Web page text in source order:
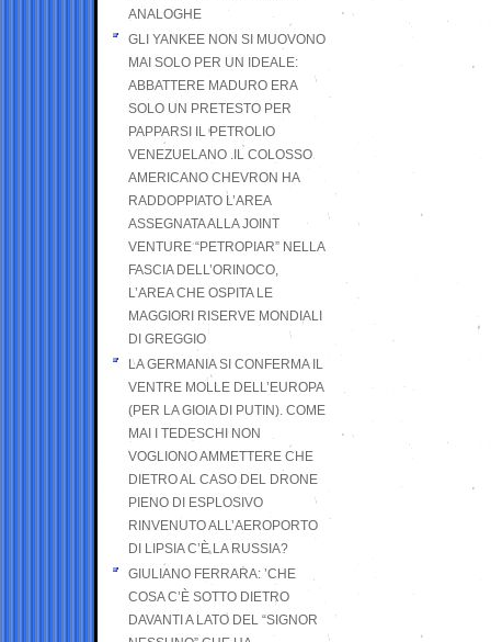
ANALOGHE
GLI YANKEE NON SI MUOVONO
MAI SOLO PER UN IDEALE:
ABBATTERE MADURO ERA
SOLO UN PRETESTO PER
PAPPARSI IL PETROLIO
VENEZUELANO .IL COLOSSO
AMERICANO CHEVRON HA
RADDOPPIATO L’AREA
ASSEGNATA ALLA JOINT
VENTURE “PETROPIAR” NELLA
FASCIA DELL’ORINOCO,
L’AREA CHE OSPITA LE
MAGGIORI RISERVE MONDIALI
DI GREGGIO
LA GERMANIA SI CONFERMA IL
VENTRE MOLLE DELL’EUROPA
(PER LA GIOIA DI PUTIN). COME
MAI I TEDESCHI NON
VOGLIONO AMMETTERE CHE
DIETRO AL CASO DEL DRONE
PIENO DI ESPLOSIVO
RINVENUTO ALL’AEROPORTO
DI LIPSIA C’È LA RUSSIA?
GIULIANO FERRARA: ’CHE
COSA C’È SOTTO DIETRO
DAVANTI A LATO DEL “SIGNOR